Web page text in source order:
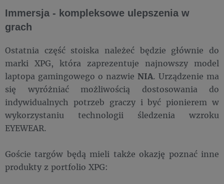
Immersja - kompleksowe ulepszenia w
grach
Ostatnia część stoiska należeć będzie głównie do
marki XPG, która zaprezentuje najnowszy model
laptopa gamingowego o nazwie NIA. Urządzenie ma
się wyróżniać możliwością dostosowania do
indywidualnych potrzeb graczy i być pionierem w
wykorzystaniu technologii śledzenia wzroku
EYEWEAR.
Goście targów będą mieli także okazję poznać inne
produkty z portfolio XPG: